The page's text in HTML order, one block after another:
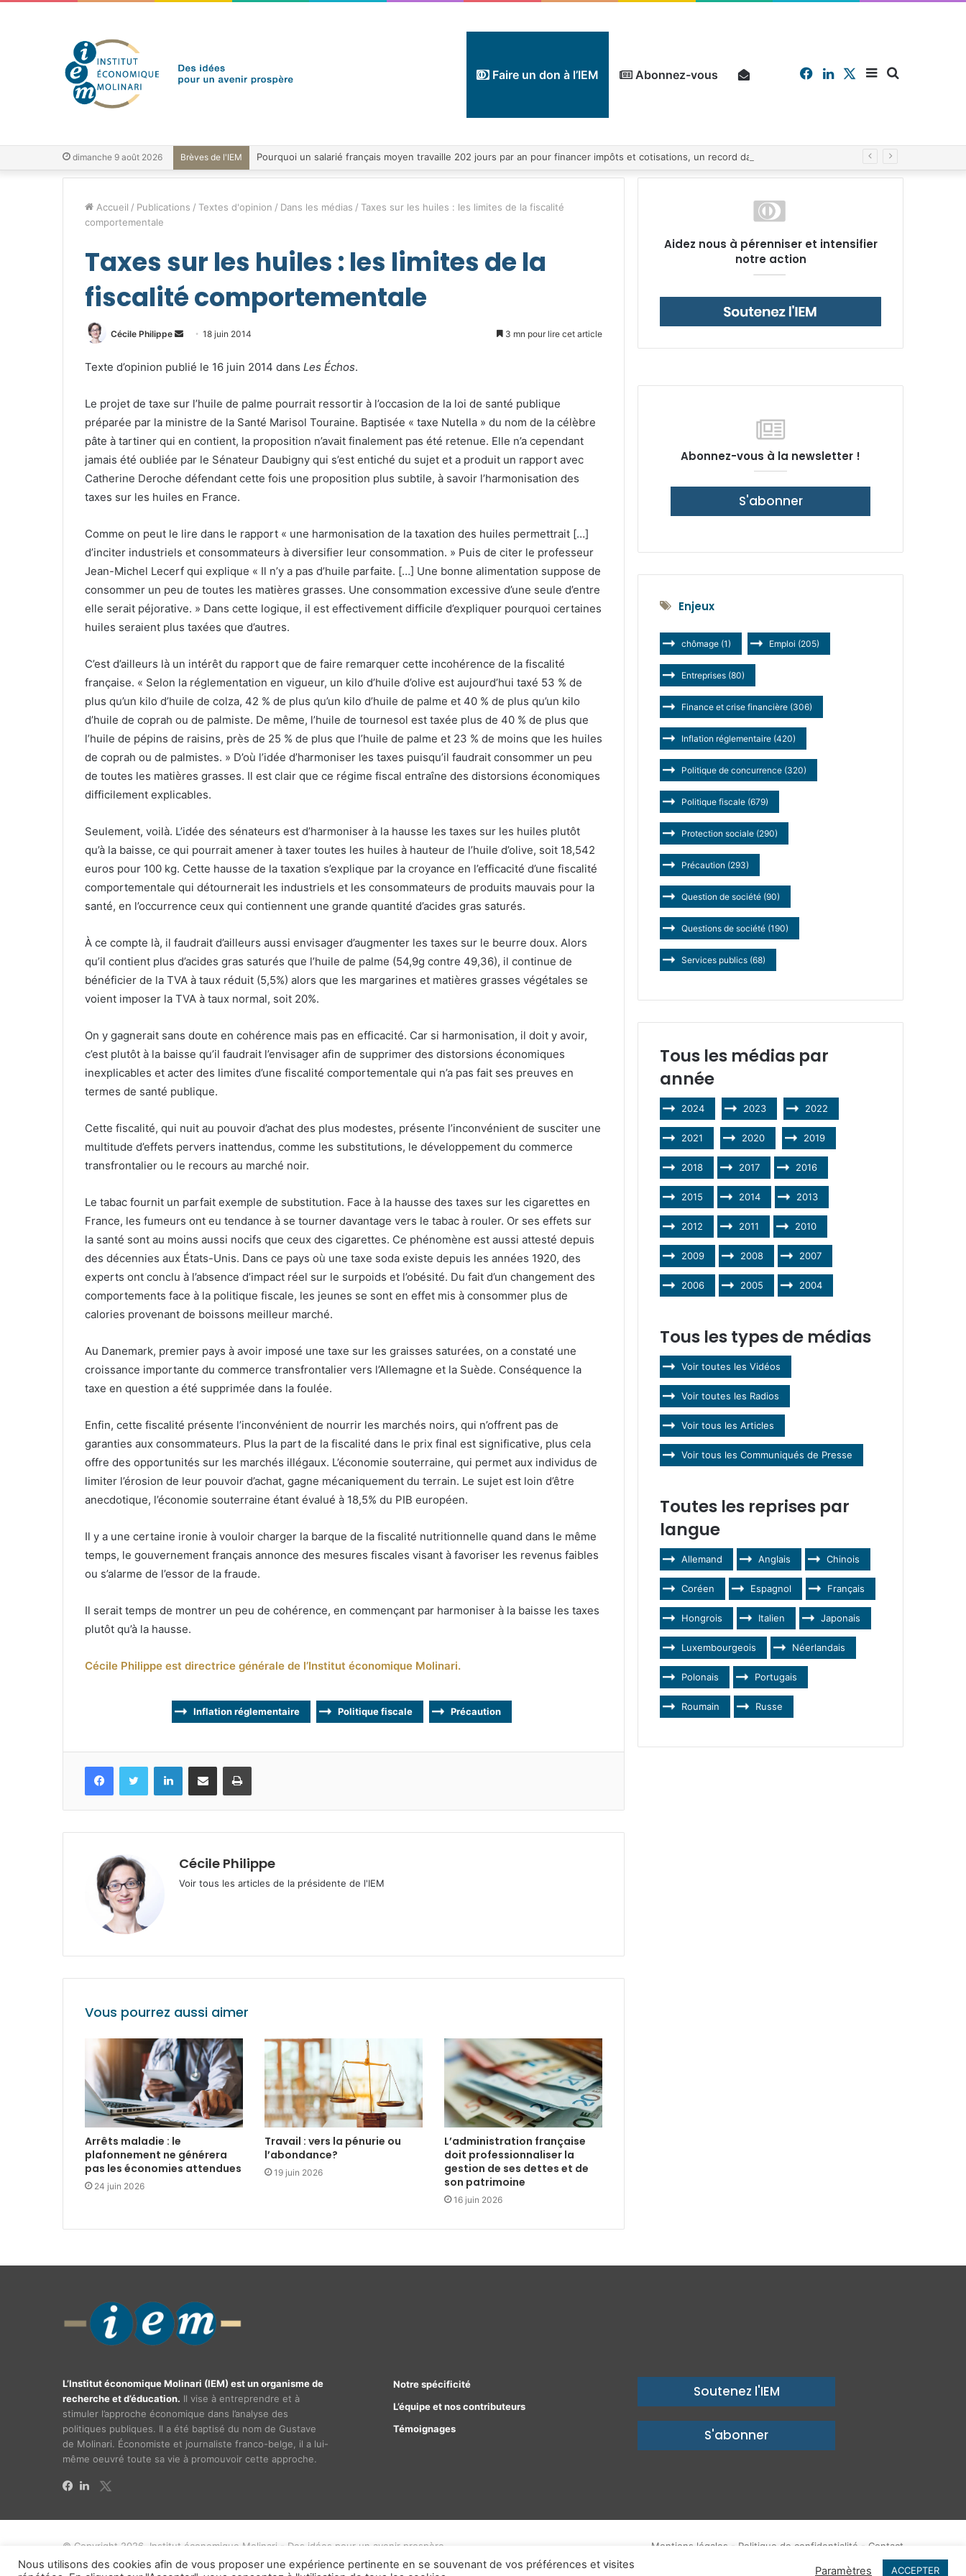
Faire un don à l’IEM Abonnez-vous Sidebar
X
Linkedin
Facebook
dimanche 9 août 2026 Brèves de l'IEM
Accueil / Publications / Textes d'opinion / Dans les médias / Taxes sur les huiles : les limites de la fiscalité
comportementale
Taxes sur les huiles : les limites de la
fiscalité comportementale
Cécile Philippe
Envoyer
courriel
18 juin 2014 3 mn pour lire cet article
Texte d’opinion publié le 16 juin 2014 dans Les Échos.
Le projet de taxe sur l’huile de palme pourrait ressortir à l’occasion de la loi de santé publique
préparée par la ministre de la Santé Marisol Touraine. Baptisée « taxe Nutella » du nom de la célèbre
pâte à tartiner qui en contient, la proposition n’avait finalement pas été retenue. Elle n’a cependant
jamais été oubliée par le Sénateur Daubigny qui s’est entiché du sujet et a produit un rapport avec
Catherine Deroche défendant cette fois une proposition plus subtile, à savoir l’harmonisation des
taxes sur les huiles en France.
Comme on peut le lire dans le rapport « une harmonisation de la taxation des huiles permettrait […]
d’inciter industriels et consommateurs à diversifier leur consommation. » Puis de citer le professeur
Jean-Michel Lecerf qui explique « Il n’y a pas d’huile parfaite. […] Une bonne alimentation suppose de
consommer un peu de toutes les matières grasses. Une consommation excessive d’une seule d’entre
elle serait péjorative. » Dans cette logique, il est effectivement difficile d’expliquer pourquoi certaines
huiles seraient plus taxées que d’autres.
C’est d’ailleurs là un intérêt du rapport que de faire remarquer cette incohérence de la fiscalité
française. « Selon la réglementation en vigueur, un kilo d’huile d’olive est aujourd’hui taxé 53 % de
plus qu’un kilo d’huile de colza, 42 % de plus qu’un kilo d’huile de palme et 40 % de plus qu’un kilo
d’huile de coprah ou de palmiste. De même, l’huile de tournesol est taxée plus de 40 % de plus que
l’huile de pépins de raisins, près de 25 % de plus que l’huile de palme et 23 % de moins que les huiles
de coprah ou de palmistes. » D’où l’idée d’harmoniser les taxes puisqu’il faudrait consommer un peu
de toutes les matières grasses. Il est clair que ce régime fiscal entraîne des distorsions économiques
difficilement explicables.
Seulement, voilà. L’idée des sénateurs est d’harmoniser à la hausse les taxes sur les huiles plutôt
qu’à la baisse, ce qui pourrait amener à taxer toutes les huiles à hauteur de l’huile d’olive, soit 18,542
euros pour 100 kg. Cette hausse de la taxation s’explique par la croyance en l’efficacité d’une fiscalité
comportementale qui détournerait les industriels et les consommateurs de produits mauvais pour la
santé, en l’occurrence ceux qui contiennent une grande quantité d’acides gras saturés.
À ce compte là, il faudrait d’ailleurs aussi envisager d’augmenter les taxes sur le beurre doux. Alors
qu’il contient plus d’acides gras saturés que l’huile de palme (54,9g contre 49,36), il continue de
bénéficier de la TVA à taux réduit (5,5%) alors que les margarines et matières grasses végétales se
voient imposer la TVA à taux normal, soit 20%.
On y gagnerait sans doute en cohérence mais pas en efficacité. Car si harmonisation, il doit y avoir,
c’est plutôt à la baisse qu’il faudrait l’envisager afin de supprimer des distorsions économiques
inexplicables et acter des limites d’une fiscalité comportementale qui n’a pas fait ses preuves en
termes de santé publique.
Cette fiscalité, qui nuit au pouvoir d’achat des plus modestes, présente l’inconvénient de susciter une
multitude d’effets pervers inattendus, comme les substitutions, le développement du commerce
transfrontalier ou le recours au marché noir.
Le tabac fournit un parfait exemple de substitution. Face à la hausse des taxes sur les cigarettes en
France, les fumeurs ont eu tendance à se tourner davantage vers le tabac à rouler. Or ses effets sur
la santé sont au moins aussi nocifs que ceux des cigarettes. Ce phénomène est aussi attesté depuis
des décennies aux États-Unis. Dans ce pays où une taxe soda existe depuis les années 1920, des
experts ont conclu à l’absence d’impact réel sur le surpoids et l’obésité. Du fait d’un changement des
comportements face à la politique fiscale, les jeunes se sont en effet mis à consommer plus de
calories provenant de boissons meilleur marché.
Au Danemark, premier pays à avoir imposé une taxe sur les graisses saturées, on a constaté une
croissance importante du commerce transfrontalier vers l’Allemagne et la Suède. Conséquence la
taxe en question a été supprimée dans la foulée.
Enfin, cette fiscalité présente l’inconvénient de nourrir les marchés noirs, qui n’offrent pas de
garanties aux consommateurs. Plus la part de la fiscalité dans le prix final est significative, plus cela
offre des opportunités sur les marchés illégaux. L’économie souterraine, qui permet aux individus de
limiter l’érosion de leur pouvoir d’achat, gagne mécaniquement du terrain. Le sujet est loin d’être
anecdotique, l’économie souterraine étant évalué à 18,5% du PIB européen.
Il y a une certaine ironie à vouloir charger la barque de la fiscalité nutritionnelle quand dans le même
temps, le gouvernement français annonce des mesures fiscales visant à favoriser les revenus faibles
ou s’alarme de l’essor de la fraude.
Il serait temps de montrer un peu de cohérence, en commençant par harmoniser à la baisse les taxes
plutôt qu’à la hausse.
Cécile Philippe est directrice générale de l’Institut économique Molinari.
Inflation réglementaire Politique fiscale Précaution
FacebookTwitter LinkedinPartagez par mail Imprimez
Cécile Philippe
Voir tous les articles de la présidente de l'IEM
Vous pourrez aussi aimer
Arrêts maladie : le
plafonnement ne générera
pas les économies attendues
24 juin 2026
Travail : vers la pénurie ou
l’abondance?
19 juin 2026
L’administration française
doit professionnaliser la
gestion de ses dettes et de
son patrimoine
16 juin 2026
Aidez nous à pérenniser et intensifier
notre action
Abonnez-vous à la newsletter !
S'abonner
Enjeux
chômage (1) Emploi (205)
Entreprises (80)
Finance et crise financière (306)
Inflation réglementaire (420)
Politique de concurrence (320)
Politique fiscale (679)
Protection sociale (290)
Précaution (293)
Question de société (90)
Questions de société (190)
Services publics (68)
Tous les médias par
année
2024 2023 2022
2021 2020 2019
2018 2017 2016
2015 2014 2013
2012 2011 2010
2009 2008 2007
2006 2005 2004
Tous les types de médias
Voir toutes les Vidéos
Voir toutes les Radios
Voir tous les Articles
Voir tous les Communiqués de Presse
Toutes les reprises par
langue
Allemand Anglais Chinois
Coréen Espagnol Français
Hongrois Italien Japonais
Luxembourgeois Néerlandais
Polonais Portugais
Roumain Russe
L’Institut économique Molinari (IEM) est un organisme de
recherche et d’éducation. Il vise à entreprendre et à
stimuler l’approche économique dans l’analyse des
politiques publiques. Il a été baptisé du nom de Gustave
de Molinari. Économiste et journaliste franco-belge, il a lui-
même oeuvré toute sa vie à promouvoir cette approche.
Notre spécificité
L’équipe et nos contributeurs
Témoignages
Soutenez l'IEM
S'abonner
© Copyright 2026, Institut économique Molinari - Des idées pour un avenir prospère Mentions légales - Politique de confidentialité - Contact
IEM dans les Médias Enjeux Ailleurs
Nous utilisons des cookies afin de vous proposer une expérience pertinente en se souvenant de vos préférences et visites
Paramètres ACCEPTER